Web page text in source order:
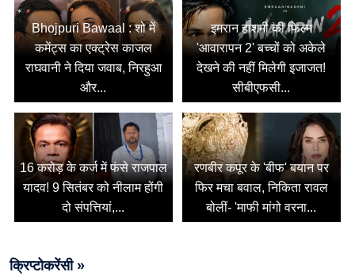
Bhojpuri Bawaal : शो में
कमेंट्स का एक्ट्रेस काजल
राघवानी ने दिया जवाब, निरहुआ
और...
इमरान हाशमी की फिल्म
'आवारापन 2' बच्चों को अकेले
देखने की नहीं मिलेगी इजाजत!
सीबीएफसी...
16 करोड़ के कर्ज में फंसे राजपाल
यादव! 9 सितंबर को नीलाम होंगी
दो संपत्तियां,...
रणबीर कपूर के 'बीफ' बयान पर
फिर मचा बवाल, निकिता रावल
बोलीं- 'माफी मांगो वरना...
क्रिप्टोकरेंसी »